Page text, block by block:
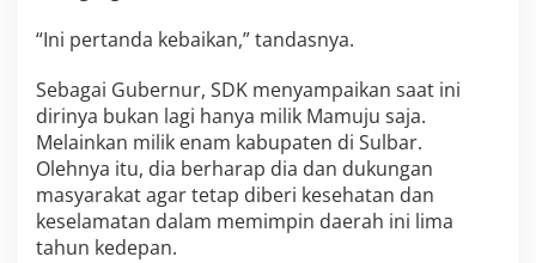
“Ini pertanda kebaikan,” tandasnya.
Sebagai Gubernur, SDK menyampaikan saat ini
dirinya bukan lagi hanya milik Mamuju saja.
Melainkan milik enam kabupaten di Sulbar.
Olehnya itu, dia berharap dia dan dukungan
masyarakat agar tetap diberi kesehatan dan
keselamatan dalam memimpin daerah ini lima
tahun kedepan.